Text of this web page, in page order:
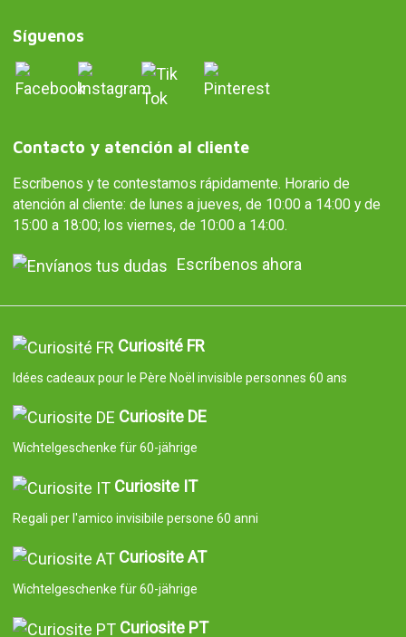
Síguenos
Contacto y atención al cliente
Escríbenos y te contestamos rápidamente. Horario de
atención al cliente: de lunes a jueves, de 10:00 a 14:00 y de
15:00 a 18:00; los viernes, de 10:00 a 14:00.
Escríbenos ahora
Curiosité FR
Idées cadeaux pour le Père Noël invisible personnes 60 ans
Curiosite DE
Wichtelgeschenke für 60-jährige
Curiosite IT
Regali per l'amico invisibile persone 60 anni
Curiosite AT
Wichtelgeschenke für 60-jährige
Curiosite PT